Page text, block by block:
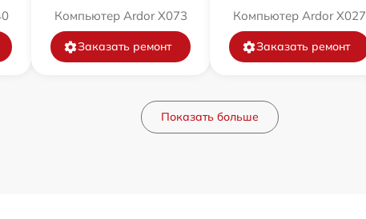
Компьютер Ardor X073
Заказать ремонт
Компьютер Ardor X027
Заказать ремонт
Показать больше